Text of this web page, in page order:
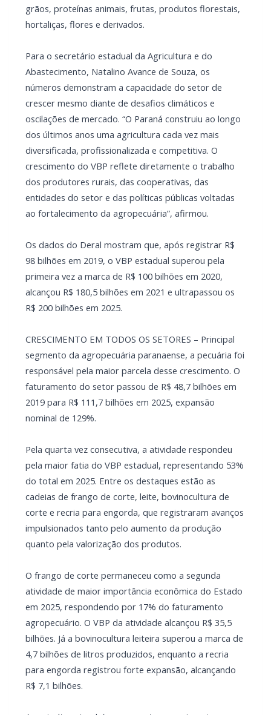
grãos, proteínas animais, frutas, produtos florestais,
hortaliças, flores e derivados.
Para o secretário estadual da Agricultura e do
Abastecimento, Natalino Avance de Souza, os
números demonstram a capacidade do setor de
crescer mesmo diante de desafios climáticos e
oscilações de mercado. “O Paraná construiu ao longo
dos últimos anos uma agricultura cada vez mais
diversificada, profissionalizada e competitiva. O
crescimento do VBP reflete diretamente o trabalho
dos produtores rurais, das cooperativas, das
entidades do setor e das políticas públicas voltadas
ao fortalecimento da agropecuária”, afirmou.
Os dados do Deral mostram que, após registrar R$
98 bilhões em 2019, o VBP estadual superou pela
primeira vez a marca de R$ 100 bilhões em 2020,
alcançou R$ 180,5 bilhões em 2021 e ultrapassou os
R$ 200 bilhões em 2025.
CRESCIMENTO EM TODOS OS SETORES – Principal
segmento da agropecuária paranaense, a pecuária foi
responsável pela maior parcela desse crescimento. O
faturamento do setor passou de R$ 48,7 bilhões em
2019 para R$ 111,7 bilhões em 2025, expansão
nominal de 129%.
Pela quarta vez consecutiva, a atividade respondeu
pela maior fatia do VBP estadual, representando 53%
do total em 2025. Entre os destaques estão as
cadeias de frango de corte, leite, bovinocultura de
corte e recria para engorda, que registraram avanços
impulsionados tanto pelo aumento da produção
quanto pela valorização dos produtos.
O frango de corte permaneceu como a segunda
atividade de maior importância econômica do Estado
em 2025, respondendo por 17% do faturamento
agropecuário. O VBP da atividade alcançou R$ 35,5
bilhões. Já a bovinocultura leiteira superou a marca de
4,7 bilhões de litros produzidos, enquanto a recria
para engorda registrou forte expansão, alcançando
R$ 7,1 bilhões.